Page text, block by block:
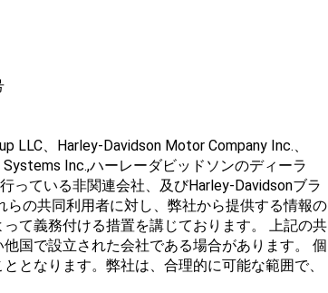
LLC、Harley-Davidson Motor Company Inc.、
Inc.,ハーレーダビッドソンのディーラ
っている非関連会社、及びHarley-Davidsonブラ
の共同利用者に対し、弊社から提供する情報の
て義務付ける措置を講じております。 上記の共
国で設立された会社である場合があります。 個
となります。弊社は、合理的に可能な範囲で、